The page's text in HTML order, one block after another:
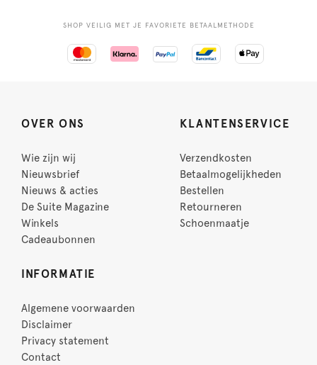
SHOP VEILIG MET JE FAVORIETE BETAALMETHODE
OVER ONS
Wie zijn wij
Nieuwsbrief
Nieuws & acties
De Suite Magazine
Winkels
Cadeaubonnen
KLANTENSERVICE
Verzendkosten
Betaalmogelijkheden
Bestellen
Retourneren
Schoenmaatje
INFORMATIE
Algemene voorwaarden
Disclaimer
Privacy statement
Contact